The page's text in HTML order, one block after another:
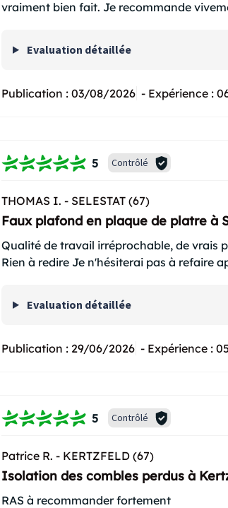
vraiment bien fait. Je recommande
Evaluation détaillée
Publication : 03/08/2026 - Expérience :
5 Contrôlé
THOMAS I. - SELESTAT (67)
Faux plafond en plaque de platre à
Qualité de travail irréprochable, de vrais
Rien à redire Je n'hésiterai pas à refaire
Evaluation détaillée
Publication : 29/06/2026 - Expérience :
5 Contrôlé
Patrice R. - KERTZFELD (67)
Isolation des combles perdus à
RAS à recommander fortement